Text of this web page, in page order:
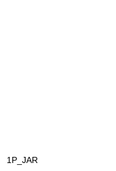
1P_JAR